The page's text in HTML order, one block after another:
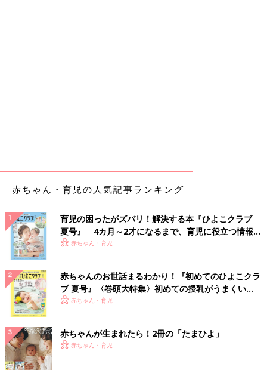
赤ちゃん・育児の人気記事ランキング
育児の困ったがズバリ！解決する本『ひよこクラブ
夏号』 4カ月～2才になるまで、育児に役立つ情報が
いっぱい！
赤ちゃん・育児
赤ちゃんのお世話まるわかり！『初めてのひよこクラ
ブ 夏号』〈巻頭大特集〉初めての授乳がうまくい
く！ おっぱい・ミルクの基本と夏のトラブル 解決テ
赤ちゃん・育児
赤ちゃんが生まれたら！2冊の「たまひよ」
赤ちゃん・育児